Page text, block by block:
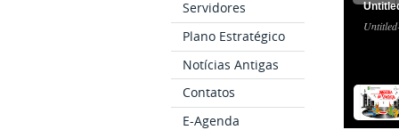
Servidores
Plano Estratégico
Notícias Antigas
Contatos
E-Agenda